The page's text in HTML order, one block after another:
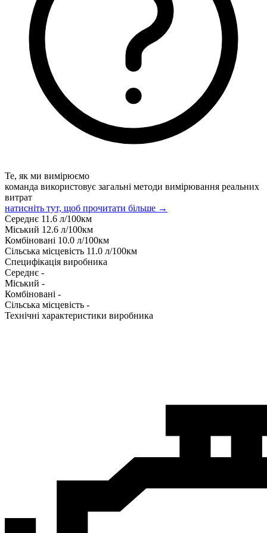
Те, як ми вимірюємо
команда використовує загальні методи вимірювання реальних
витрат
натисніть тут, щоб прочитати більше →
Середнє 11.6 л/100км
Міський 12.6 л/100км
Комбіновані 10.0 л/100км
Сільська місцевість 11.0 л/100км
Специфікація виробника
Середнє -
Міський -
Комбіновані -
Сільська місцевість -
Технічні характеристики виробника